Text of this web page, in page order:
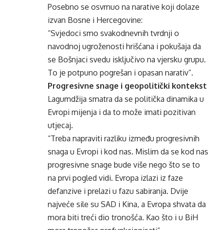
Posebno se osvrnuo na narative koji dolaze
izvan Bosne i Hercegovine:
“Svjedoci smo svakodnevnih tvrdnji o
navodnoj ugroženosti hrišćana i pokušaja da
se Bošnjaci svedu isključivo na vjersku grupu.
To je potpuno pogrešan i opasan narativ”.
Progresivne snage i geopolitički kontekst
Lagumdžija smatra da se politička dinamika u
Evropi mijenja i da to može imati pozitivan
utjecaj.
“Treba napraviti razliku između progresivnih
snaga u Evropi i kod nas. Mislim da se kod nas
progresivne snage bude više nego što se to
na prvi pogled vidi. Evropa izlazi iz faze
defanzive i prelazi u fazu sabiranja. Dvije
najveće sile su SAD i Kina, a Evropa shvata da
mora biti treći dio tronošća. Kao što i u BiH